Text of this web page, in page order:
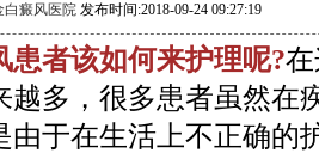
白癜风医院 发布时间:2018-09-24 09:27:19
患者该如何来护理呢?
越多，很多患者虽然在
由于在生活上不正确的